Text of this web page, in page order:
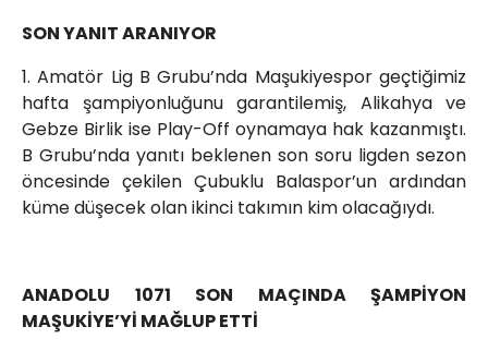
SON YANIT ARANIYOR
1. Amatör Lig B Grubu’nda Maşukiyespor geçtiğimiz
hafta şampiyonluğunu garantilemiş, Alikahya ve
Gebze Birlik ise Play-Off oynamaya hak kazanmıştı.
B Grubu’nda yanıtı beklenen son soru ligden sezon
öncesinde çekilen Çubuklu Balaspor’un ardından
küme düşecek olan ikinci takımın kim olacağıydı.
ANADOLU 1071 SON MAÇINDA ŞAMPİYON
MAŞUKİYE’Yİ MAĞLUP ETTİ